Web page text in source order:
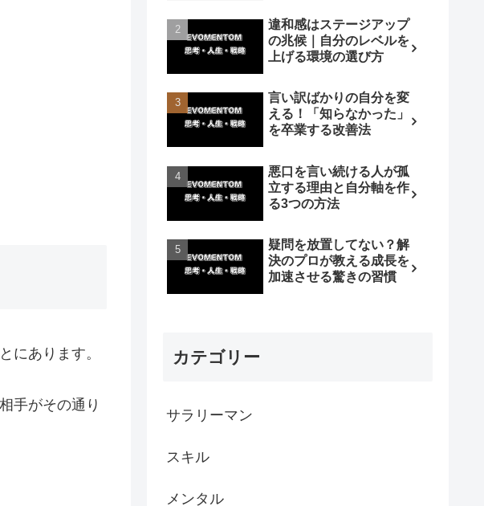
にあります。
手がその通り
違和感はステージアップ
の兆候｜自分のレベルを
上げる環境の選び方
言い訳ばかりの自分を変
える！「知らなかった」
を卒業する改善法
悪口を言い続ける人が孤
立する理由と自分軸を作
る3つの方法
疑問を放置してない？解
決のプロが教える成長を
加速させる驚きの習慣
カテゴリー
サラリーマン
スキル
メンタル